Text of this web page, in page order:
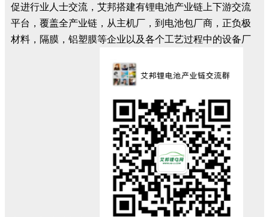
促进行业人士交流，艾邦搭建有锂电池产业链上下游交流
平台，覆盖全产业链，从主机厂，到电池包厂商，正负极
材料，隔膜，铝塑膜等企业以及各个工艺过程中的设备厂